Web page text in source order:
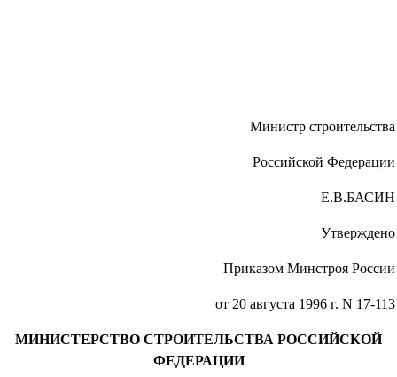
Министр строительства
Российской Федерации
Е.В.БАСИН
Утверждено
Приказом Минстроя России
от 20 августа 1996 г. N 17-113
МИНИСТЕРСТВО СТРОИТЕЛЬСТВА РОССИЙСКОЙ
ФЕДЕРАЦИИ